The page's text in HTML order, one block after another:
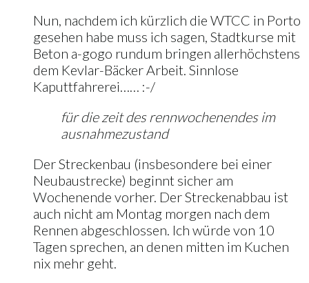
Nun, nachdem ich kürzlich die WTCC in Porto
gesehen habe muss ich sagen, Stadtkurse mit
Beton a-gogo rundum bringen allerhöchstens
dem Kevlar-Bäcker Arbeit. Sinnlose
Kaputtfahrerei…… :-/
für die zeit des rennwochenendes im
ausnahmezustand
Der Streckenbau (insbesondere bei einer
Neubaustrecke) beginnt sicher am
Wochenende vorher. Der Streckenabbau ist
auch nicht am Montag morgen nach dem
Rennen abgeschlossen. Ich würde von 10
Tagen sprechen, an denen mitten im Kuchen
nix mehr geht.